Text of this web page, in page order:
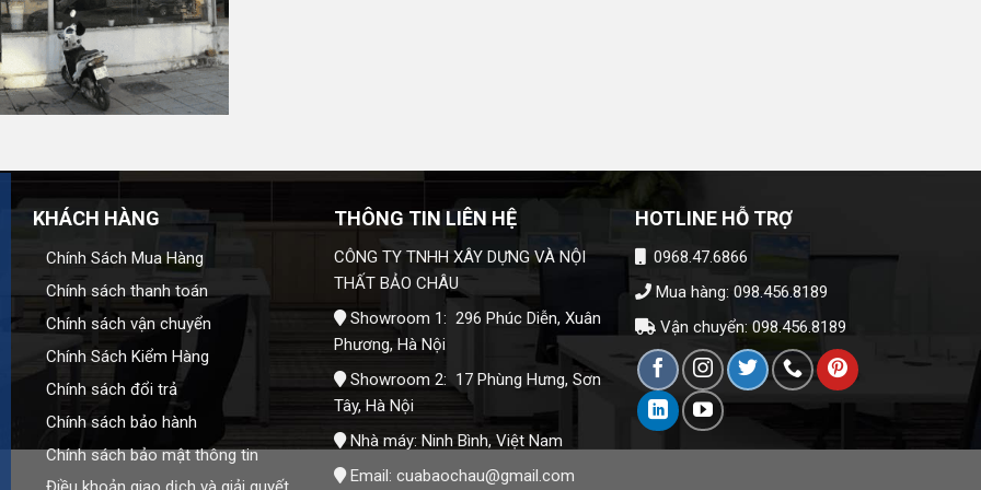
Hà Nội
khảo sát và báo giá chi tiết theo đúng nhu cầu của
KHÁCH HÀNG
Chính Sách Mua Hàng
Chính sách thanh toán
Chính sách vận chuyển
Chính Sách Kiểm Hàng
Chính sách đổi trả
Chính sách bảo hành
Chính sách bảo mật thông tin
THÔNG TIN LIÊN HỆ
CÔNG TY TNHH XÂY DỰNG VÀ NỘI
THẤT BẢO CHÂU
Showroom 1: 296 Phúc Diễn, Xuân
Phương, Hà Nội
Showroom 2: 17 Phùng Hưng, Sơn
Tây, Hà Nội
Nhà máy: Ninh Bình, Việt Nam
Email: cuabaochau@gmail.com
HOTLINE HỖ TRỢ
0968.47.6866
Mua hàng: 098.456.8189
Vận chuyển: 098.456.8189